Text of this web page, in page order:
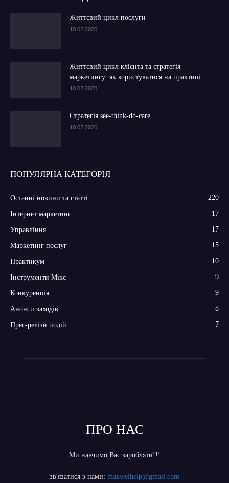
Життєвий цикл послуги
10.02.2020
Життєвий цикл клієнта та стратегія
маркетингу: як користуватися на практиці
10.02.2020
Стратегія see-think-do-care
10.02.2020
ПОПУЛЯРНА КАТЕГОРІЯ
Останні новини та статті 220
Інтернет маркетинг 17
Управління 17
Маркетинг послуг 15
Практикум 10
Інструменти Мікс 9
Конкуренція 9
Анонси заходів 8
Прес-релізи подій 7
ПРО НАС
Ми навчимо Вас заробляти!!!
зв'язатися з нами: maxwelhelp@gmail.com